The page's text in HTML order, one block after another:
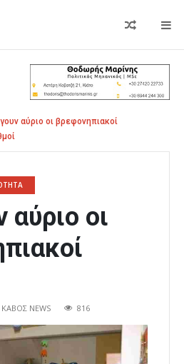
αύριο οι βρεφονηπιακοί
αύριο οι
ΚΑΒΟΣ NEWS 816